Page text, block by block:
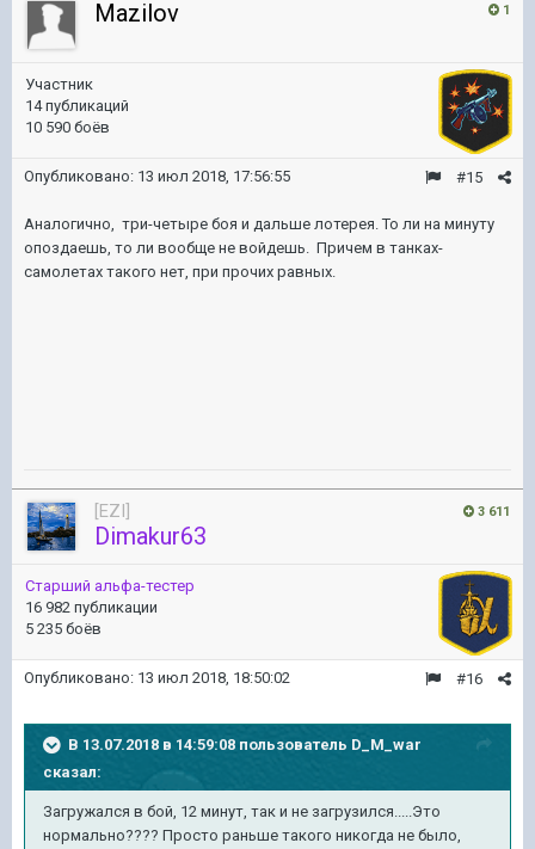
1
Mazilov
Участник
14 публикаций
10 590 боёв
#15
Опубликовано: 13 июл 2018, 17:56:55
Аналогично, три-четыре боя и дальше лотерея. То ли на минуту
опоздаешь, то ли вообще не войдешь. Причем в танках-
самолетах такого нет, при прочих равных.
3 611
[EZI]
Dimakur63
Старший альфа-тестер
16 982 публикации
5 235 боёв
#16
Опубликовано: 13 июл 2018, 18:50:02
В 13.07.2018 в 14:59:08 пользователь D_M_war
сказал:
Загружался в бой, 12 минут, так и не загрузился.....Это
нормально???? Просто раньше такого никогда не было,